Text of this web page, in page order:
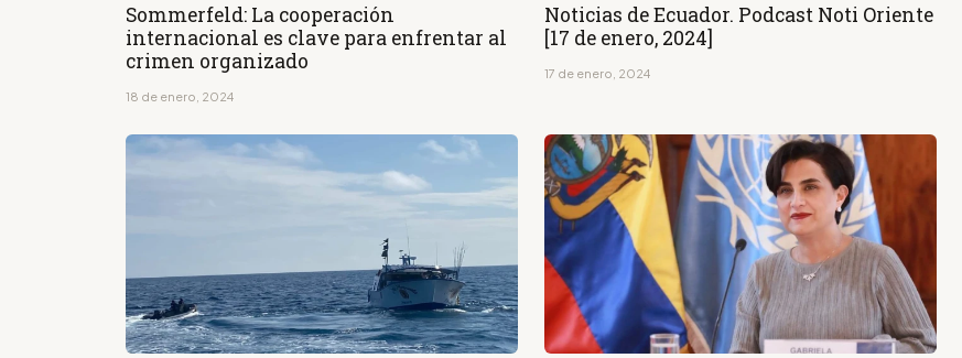
Sommerfeld: La cooperación
internacional es clave para enfrentar al
crimen organizado
18 de enero, 2024
Noticias de Ecuador. Podcast Noti Oriente
[17 de enero, 2024]
17 de enero, 2024